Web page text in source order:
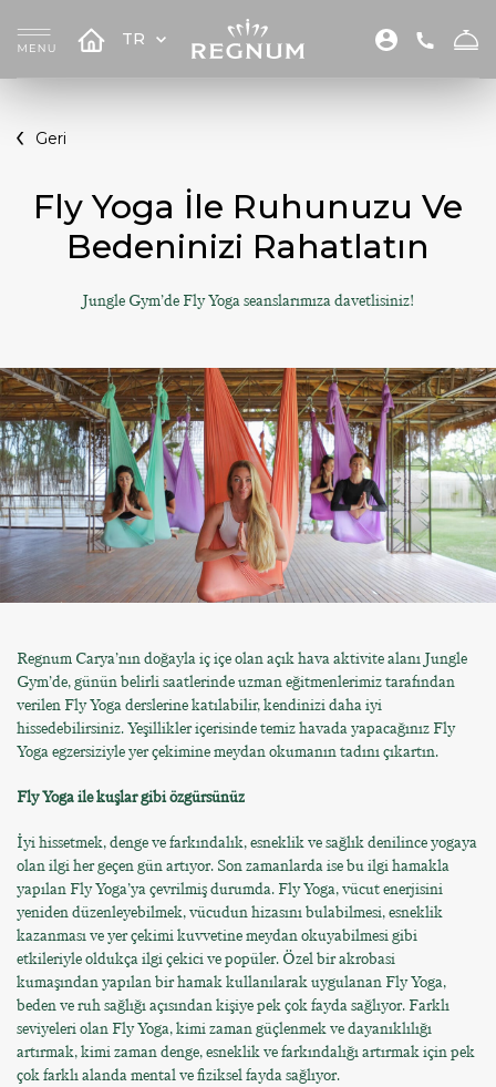
TR
Geri
Fly Yoga İle Ruhunuzu Ve
Bedeninizi Rahatlatın
Jungle Gym’de Fly Yoga seanslarımıza davetlisiniz!
Regnum Carya’nın doğayla iç içe olan açık hava aktivite alanı Jungle
Gym’de, günün belirli saatlerinde uzman eğitmenlerimiz tarafından
verilen Fly Yoga derslerine katılabilir, kendinizi daha iyi
hissedebilirsiniz. Yeşillikler içerisinde temiz havada yapacağınız Fly
Yoga egzersiziyle yer çekimine meydan okumanın tadını çıkartın.
Fly Yoga ile kuşlar gibi özgürsünüz
İyi hissetmek, denge ve farkındalık, esneklik ve sağlık denilince yogaya
olan ilgi her geçen gün artıyor. Son zamanlarda ise bu ilgi hamakla
yapılan Fly Yoga’ya çevrilmiş durumda. Fly Yoga, vücut enerjisini
yeniden düzenleyebilmek, vücudun hizasını bulabilmesi, esneklik
kazanması ve yer çekimi kuvvetine meydan okuyabilmesi gibi
etkileriyle oldukça ilgi çekici ve popüler. Özel bir akrobasi
kumaşından yapılan bir hamak kullanılarak uygulanan Fly Yoga,
beden ve ruh sağlığı açısından kişiye pek çok fayda sağlıyor. Farklı
seviyeleri olan Fly Yoga, kimi zaman güçlenmek ve dayanıklılığı
artırmak, kimi zaman denge, esneklik ve farkındalığı artırmak için pek
çok farklı alanda mental ve fiziksel fayda sağlıyor.